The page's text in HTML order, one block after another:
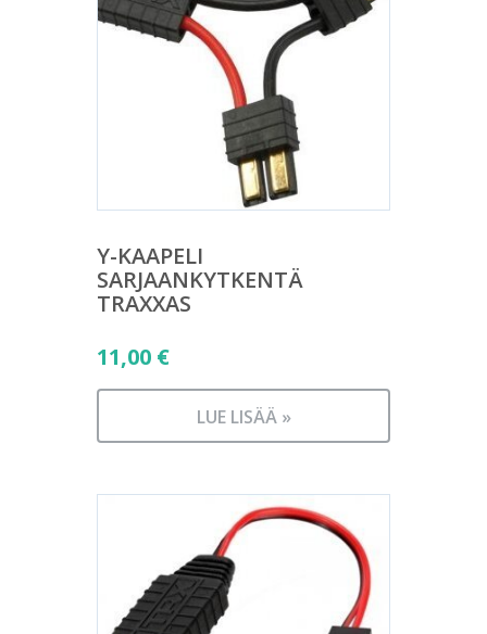
Y-KAAPELI
SARJAANKYTKENTÄ
TRAXXAS
11,00 €
LUE LISÄÄ »